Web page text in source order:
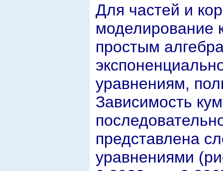
Для частей и
моделирование
простым
уравнениям,
Зависимость
представлена
уравнениями